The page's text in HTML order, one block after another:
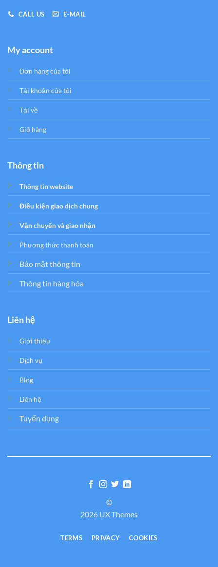
CALL US E-MAIL
My account
Đơn hàng của tôi
Tải khoản của tôi
Tải về
Giỏ hàng
Thông tin
Thông tin website
Điều kiện giao dịch chung
Vận chuyển và giao nhận
Phương thức thanh toán
Bảo mật thông tin
Thông tin hàng hóa
Liên hệ
Giới thiệu
Dịch vụ
Blog
Liên hệ
Tuyển dụng
©
2026 UX Themes
TERMS PRIVACY COOKIES